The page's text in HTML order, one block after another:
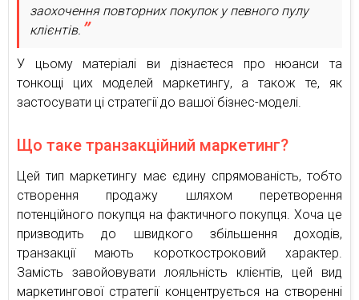
заохочення повторних покупок у певного пулу
клієнтів.
У цьому матеріалі ви дізнаєтеся про нюанси та
тонкощі цих моделей маркетингу, а також те, як
застосувати ці стратегії до вашої бізнес-моделі.
Що таке транзакційний маркетинг?
Цей тип маркетингу має єдину спрямованість, тобто
створення продажу шляхом перетворення
потенційного покупця на фактичного покупця. Хоча це
призводить до швидкого збільшення доходів,
транзакції мають короткостроковий характер.
Замість завойовувати лояльність клієнтів, цей вид
маркетингової стратегії концентрується на створенні